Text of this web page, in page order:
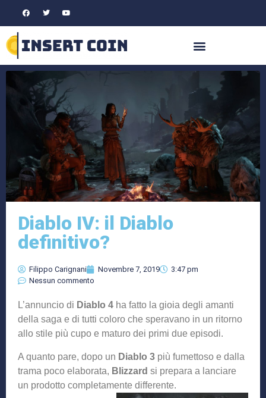
Diablo IV: il Diablo
definitivo?
Filippo Carignani Novembre 7, 2019
3:47 pm
Nessun commento
L’annuncio di Diablo 4 ha fatto la gioia degli amanti
della saga e di tutti coloro che speravano in un ritorno
allo stile più cupo e maturo dei primi due episodi.
A quanto pare, dopo un Diablo 3 più fumettoso e dalla
trama poco elaborata, Blizzard si prepara a lanciare
un prodotto completamente differente.